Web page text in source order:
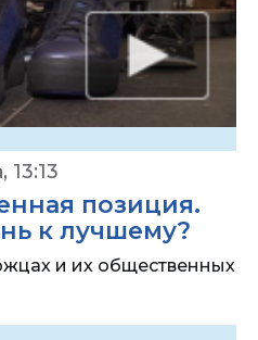
13:13
позиция.
к лучшему?
и их общественных